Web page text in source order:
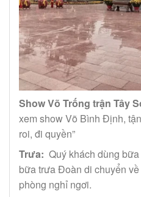
Show Võ Trống trận Tây
xem show Võ Bình Định,
roi, đi quyền”
Trưa: Quý khách dùng
bữa trưa Đoàn di chuyển
phòng nghỉ ngơi.